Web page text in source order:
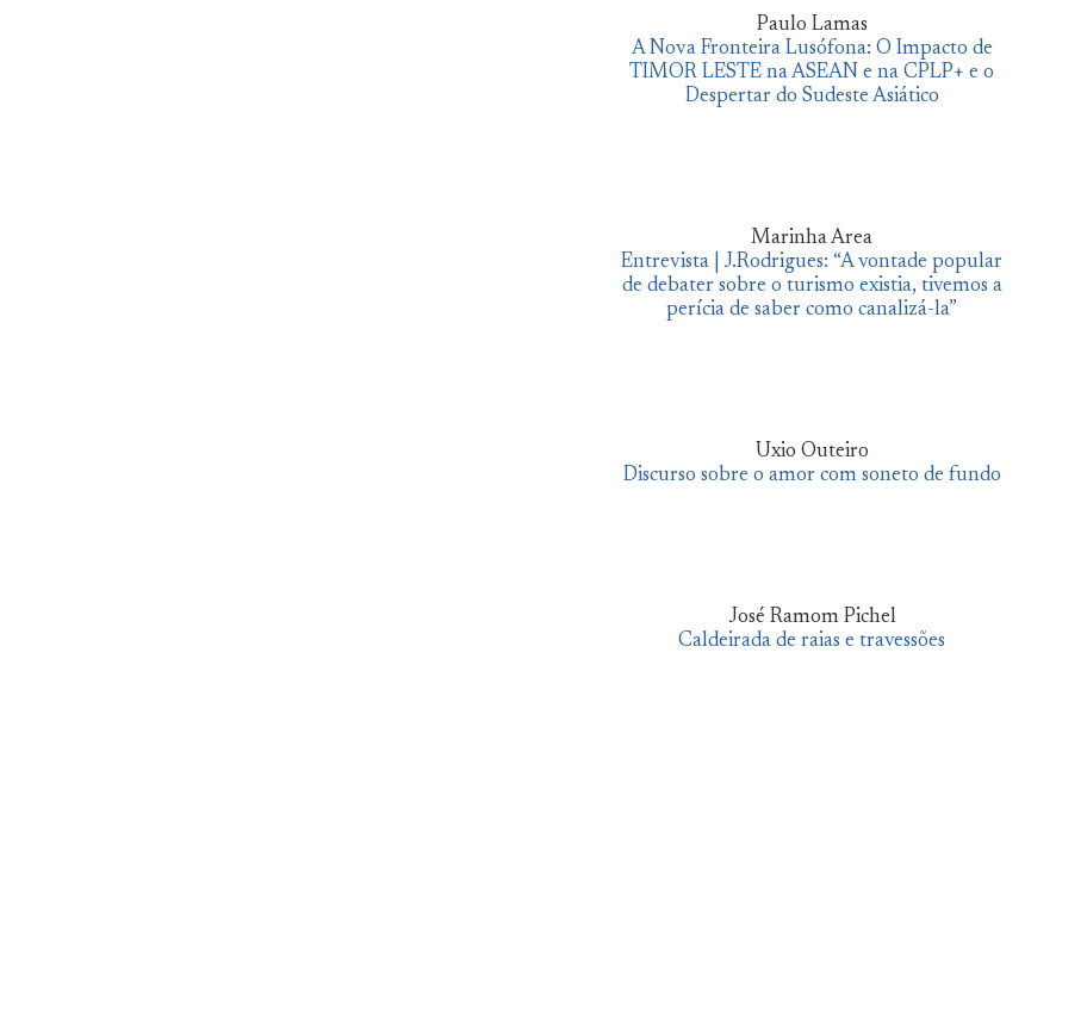
Paulo Lamas
A Nova Fronteira Lusófona: O Impacto de
TIMOR LESTE na ASEAN e na CPLP+ e o
Despertar do Sudeste Asiático
Marinha Area
Entrevista | J.Rodrigues: “A vontade popular
de debater sobre o turismo existia, tivemos a
perícia de saber como canalizá-la”
Uxio Outeiro
Discurso sobre o amor com soneto de fundo
José Ramom Pichel
Caldeirada de raias e travessões